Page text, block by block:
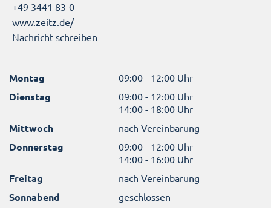
+49 3441 83-0
www.zeitz.de/
Nachricht schreiben
Montag 09:00 - 12:00 Uhr
Dienstag
09:00 - 12:00 Uhr
14:00 - 18:00 Uhr
Mittwoch nach Vereinbarung
Donnerstag
09:00 - 12:00 Uhr
14:00 - 16:00 Uhr
Freitag nach Vereinbarung
Sonnabend geschlossen